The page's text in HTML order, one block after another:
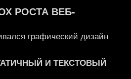
РОСТА ВЕБ-
графический дизайн
И ТЕКСТОВЫЙ